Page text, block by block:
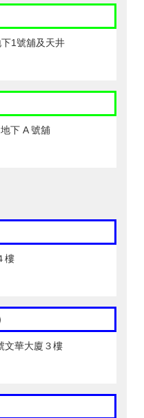
1號舖及天井
下 A 號舖
樓
文華大廈３樓